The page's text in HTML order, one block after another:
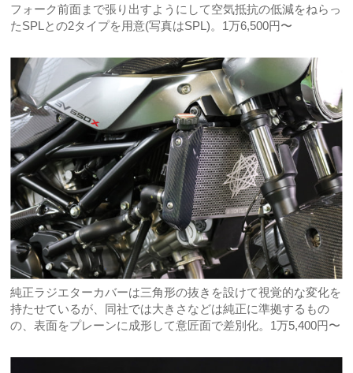
フォーク前面まで張り出すようにして空気抵抗の低減をねらっ
たSPLとの2タイプを用意(写真はSPL)。1万6,500円〜
純正ラジエターカバーは三角形の抜きを設けて視覚的な変化を
持たせているが、同社では大きさなどは純正に準拠するもの
の、表面をプレーンに成形して意匠面で差別化。1万5,400円〜